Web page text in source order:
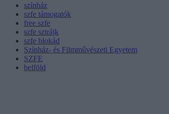
színház
szfe támogatók
free szfe
szfe sztrájk
szfe blokád
Színház- és Filmművészeti Egyetem
SZFE
belföld